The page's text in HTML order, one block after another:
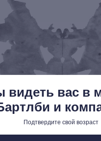
видеть вас в
и
Подтвердите свой возраст
магазин из
программа